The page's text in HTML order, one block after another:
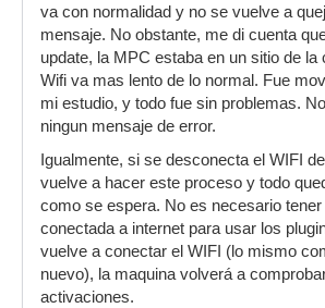
va con normalidad y no se vuelve a
mensaje. No obstante, me di cuenta
update, la MPC estaba en un sitio de la
Wifi va mas lento de lo normal. Fue
mi estudio, y todo fue sin problemas.
ningun mensaje de error.
Igualmente, si se desconecta el WIFI
vuelve a hacer este proceso y todo
como se espera. No es necesario
conectada a internet para usar los
vuelve a conectar el WIFI (lo mismo
nuevo), la maquina volverá a
activaciones.